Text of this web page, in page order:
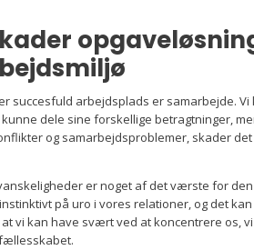
succesfuld arbejdsplads er samarbejde.
dele sine forskellige betragtninger,
og samarbejdsproblemer, skader
er noget af det værste for
på uro i vores relationer, og det
vi kan have svært ved at koncentrere os,